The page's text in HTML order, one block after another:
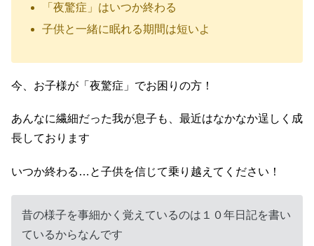
「夜驚症」はいつか終わる
子供と一緒に眠れる期間は短いよ
今、お子様が「夜驚症」でお困りの方！
あんなに繊細だった我が息子も、最近はなかなか逞しく成
長しております
いつか終わる…と子供を信じて乗り越えてください！
昔の様子を事細かく覚えているのは１０年日記を書い
ているからなんです